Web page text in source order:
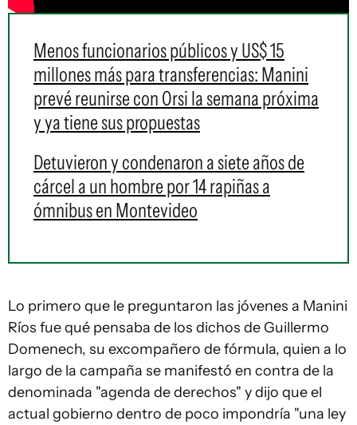
Menos funcionarios públicos y US$ 15
millones más para transferencias: Manini
prevé reunirse con Orsi la semana próxima
y ya tiene sus propuestas
Detuvieron y condenaron a siete años de
cárcel a un hombre por 14 rapiñas a
ómnibus en Montevideo
Lo primero que le preguntaron las jóvenes a Manini
Ríos fue qué pensaba de los dichos de Guillermo
Domenech, su excompañero de fórmula, quien a lo
largo de la campaña se manifestó en contra de la
denominada "agenda de derechos" y dijo que el
actual gobierno dentro de poco impondría "una ley